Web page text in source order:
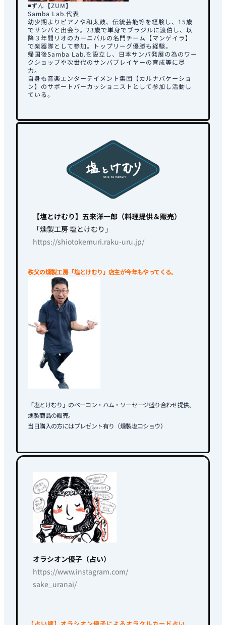
◾️ずん【ZUM】
Samba Lab.代表
幼少期よりピアノや和太鼓、伝統芸能等を経験し、15歳
でサンバと出会う。23歳で単身でブラジルに渡伯し、以
降３年間リオのカーニバルの名門チーム【マンゲイラ】
で楽器隊として参加。トップリーグ優勝も経験。
帰国後Samba Lab.を設立し、日本サンバ発展の為のワー
クショップや次世代のサンバプレイヤーの育成等に尽
力。
自身も音楽エンターテイメント集団【カルナバケーショ
ン】のサポートパーカッショニストとして参加し活動し
ている。
【塩とけむり】五来洋一郎（料理提供＆販売）
「燻製工房塩とけむり」
https://shiotokemuri.raku-uru.jp/
秩父の燻製工房「塩とけむり」店主が今年もやってくる。
「塩とけむり」のベーコン・ハム・ソーセージ盛り合わせ提供。
燻製商品の販売。
当日購入の方にはプレゼント有り（燻製塩コショウ）
オラシオン優子（占い）
https://www.instagram.com/
sake_uranai/
【占い師】オラシオン優子によるオラクルカード占い